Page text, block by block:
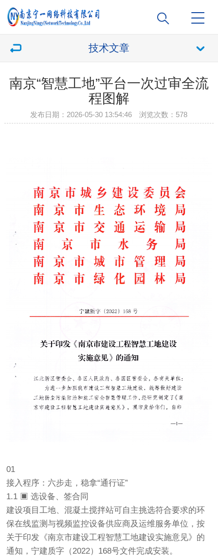
技术文章
南京“智慧工地”平台一次过审全流
程图解
发布日期：2026-05-30 13:54:46 浏览次数： 578
01
接入程序：六步走，稳拿“通行证”
1.1 ▣ 选设备、签合同
建设项目工地、混凝土搅拌站可自主挑选符合要求的环
保在线监测与视频监控设备供应商及运维服务单位，按
关于印发《南京市建设工程智慧工地建设实施意见》的
通知，宁建质字（2022）168号文件完成安装。